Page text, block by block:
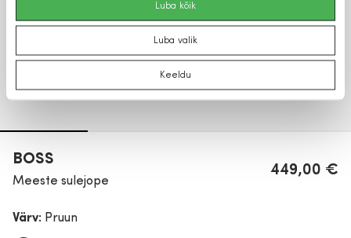
Luba kõik
Luba valik
Keeldu
BOSS
Meeste sulejope
449,00 €
Värv: Pruun